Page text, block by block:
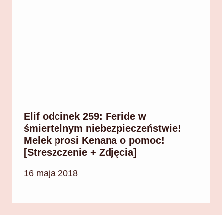
Elif odcinek 259: Feride w
śmiertelnym niebezpieczeństwie!
Melek prosi Kenana o pomoc!
[Streszczenie + Zdjęcia]
16 maja 2018